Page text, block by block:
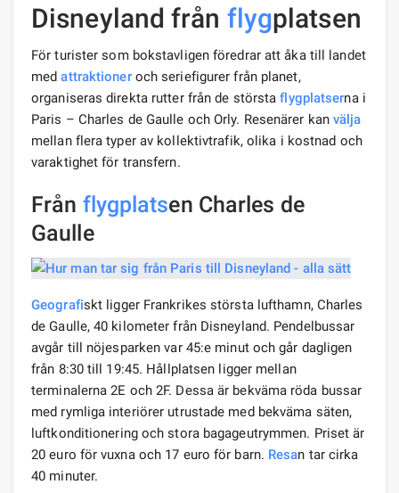
Disneyland från flygplatsen
För turister som bokstavligen föredrar att åka till landet
medattraktioneroch seriefigurer från planet,
organiseras direkta rutter från de störstaflygplatserna i
Paris – Charles de Gaulle och Orly. Resenärer kanvälja
mellan flera typer av kollektivtrafik, olika i kostnad och
varaktighet för transfern.
Från flygplatsen Charles de
Gaulle
Geografiskt ligger Frankrikes största lufthamn, Charles
de Gaulle, 40 kilometer från Disneyland. Pendelbussar
avgår till nöjesparken var 45:e minut och går dagligen
från 8:30 till 19:45. Hållplatsen ligger mellan
terminalerna 2E och 2F. Dessa är bekväma röda bussar
med rymliga interiörer utrustade med bekväma säten,
luftkonditionering och stora bagageutrymmen. Priset är
20 euro för vuxna och 17 euro för barn. Resan tar cirka
40 minuter.